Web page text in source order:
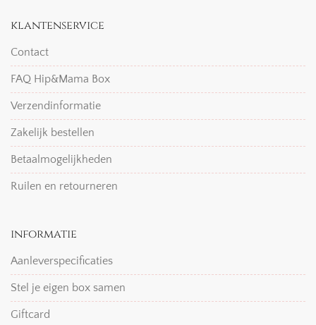
klantenservice
Contact
FAQ Hip&Mama Box
Verzendinformatie
Zakelijk bestellen
Betaalmogelijkheden
Ruilen en retourneren
informatie
Aanleverspecificaties
Stel je eigen box samen
Giftcard